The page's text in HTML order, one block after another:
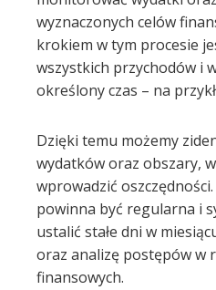
wyznaczonych celów
krokiem w tym procesie
wszystkich przychodów i
określony czas – na
Dzięki temu możemy
wydatków oraz obszary,
wprowadzić
powinna być regularna i
ustalić stałe dni w
oraz analizę postępów w
finansowych.